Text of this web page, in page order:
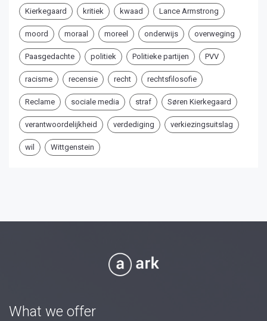
Kierkegaard kritiek kwaad Lance Armstrong
moord moraal moreel onderwijs overweging
Paasgedachte politiek Politieke partijen PVV
racisme recensie recht rechtsfilosofie
Reclame sociale media straf Søren Kierkegaard
verantwoordelijkheid verdediging verkiezingsuitslag
wil Wittgenstein
What we offer